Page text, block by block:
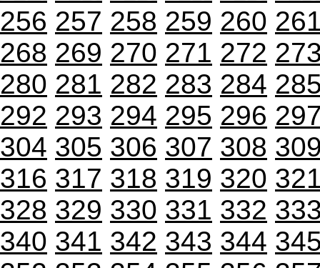
256 257 258 259 260
268 269 270 271 272
280 281 282 283 284
292 293 294 295 296
304 305 306 307 308
316 317 318 319 320
328 329 330 331 332
340 341 342 343 344